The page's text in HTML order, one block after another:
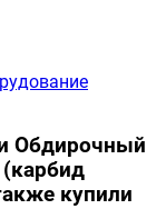
Обдирочный
купили